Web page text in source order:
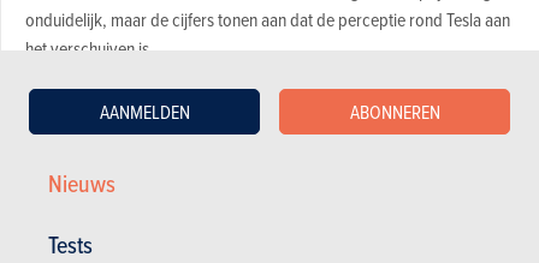
Nieuws
Tests
AANMELDEN ABONNEREN
onduidelijk, maar de cijfers tonen aan dat de perceptie rond Tesla aan
het verschuiven is.
Tijd om te kopen?
Voor wie al langer droomt van een elektrische wagen, lijkt dit het
met een afnemend aanbod, maken van de huidige markt een